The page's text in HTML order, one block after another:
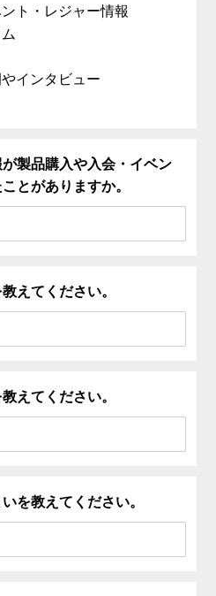
ト・レジャー情報
インタビュー
製品購入や入会・イベン
とがありますか。
えてください。
えてください。
を教えてください。